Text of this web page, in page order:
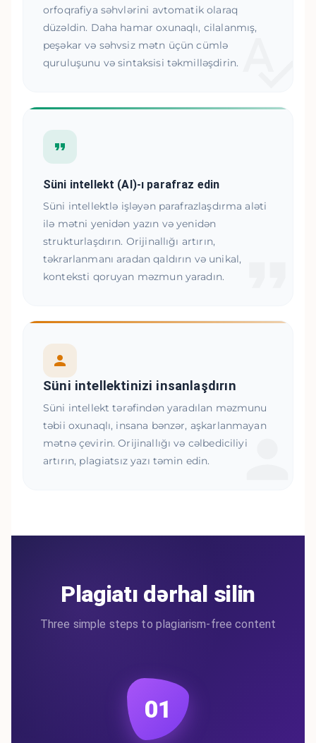
orfoqrafiya səhvlərini avtomatik olaraq
düzəldin. Daha hamar oxunaqlı, cilalanmış,
peşəkar və səhvsiz mətn üçün cümlə
quruluşunu və sintaksisi təkmilləşdirin.
Süni intellekt (AI)-ı parafraz edin
Süni intellektlə işləyən parafrazlaşdırma aləti
ilə mətni yenidən yazın və yenidən
strukturlaşdırın. Orijinallığı artırın,
təkrarlanmanı aradan qaldırın və unikal,
konteksti qoruyan məzmun yaradın.
Süni intellektinizi insanlaşdırın
Süni intellekt tərəfindən yaradılan məzmunu
təbii oxunaqlı, insana bənzər, aşkarlanmayan
mətnə çevirin. Orijinallığı və cəlbediciliyi
artırın, plagiatsız yazı təmin edin.
Plagiatı dərhal silin
Three simple steps to plagiarism-free content
01